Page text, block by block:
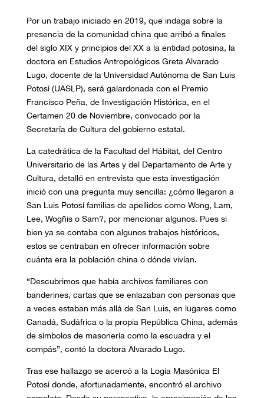
Por un trabajo iniciado en 2019, que indaga sobre la
presencia de la comunidad china que arribó a finales
del siglo XIX y principios del XX a la entidad potosina, la
doctora en Estudios Antropológicos Greta Alvarado
Lugo, docente de la Universidad Autónoma de San Luis
Potosí (UASLP), será galardonada con el Premio
Francisco Peña, de Investigación Histórica, en el
Certamen 20 de Noviembre, convocado por la
Secretaría de Cultura del gobierno estatal.
La catedrática de la Facultad del Hábitat, del Centro
Universitario de las Artes y del Departamento de Arte y
Cultura, detalló en entrevista que esta investigación
inició con una pregunta muy sencilla: ¿cómo llegaron a
San Luis Potosí familias de apellidos como Wong, Lam,
Lee, Wogñis o Sam?, por mencionar algunos. Pues si
bien ya se contaba con algunos trabajos históricos,
estos se centraban en ofrecer información sobre
cuánta era la población china o dónde vivían.
“Descubrimos que había archivos familiares con
banderines, cartas que se enlazaban con personas que
a veces estaban más allá de San Luis, en lugares como
Canadá, Sudáfrica o la propia República China, además
de símbolos de masonería como la escuadra y el
compás”, contó la doctora Alvarado Lugo.
Tras ese hallazgo se acercó a la Logia Masónica El
Potosí donde, afortunadamente, encontró el archivo